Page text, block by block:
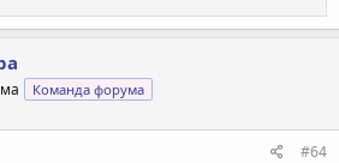
Команда форума
#64